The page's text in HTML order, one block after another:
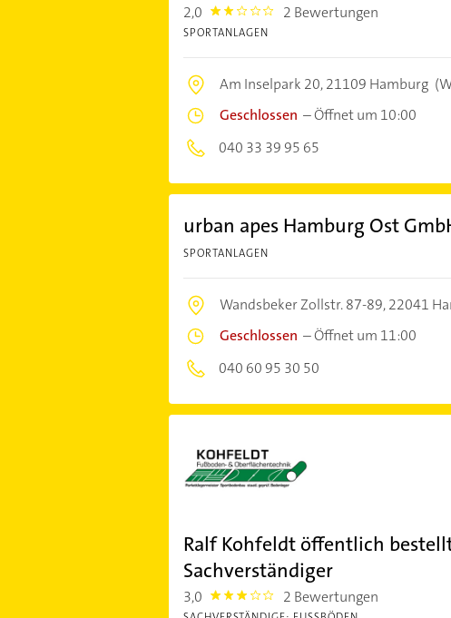
2,0 2.0 2 Bewertungen
SPORTANLAGEN
Am Inselpark 20,21109 Hamburg
Geschlossen –Öffnet um 10:00
040 33 39 95 65
urban apes Hamburg Ost
SPORTANLAGEN
Wandsbeker Zollstr. 87-89,22041
Geschlossen –Öffnet um 11:00
040 60 95 30 50
Ralf Kohfeldt öffentlich
Sachverständiger
3,0 3.0 2 Bewertungen